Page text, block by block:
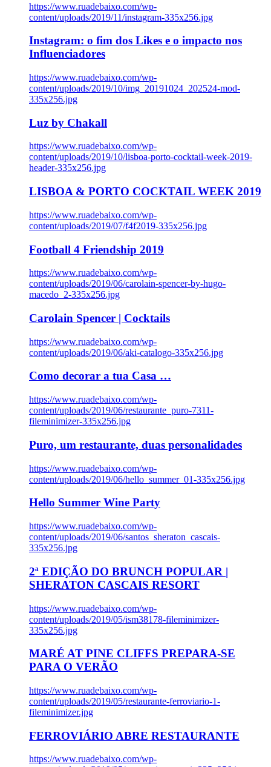
https://www.ruadebaixo.com/wp-
content/uploads/2019/11/instagram-335x256.jpg
Instagram: o fim dos Likes e o impacto nos
Influenciadores
https://www.ruadebaixo.com/wp-
content/uploads/2019/10/img_20191024_202524-mod-
335x256.jpg
Luz by Chakall
https://www.ruadebaixo.com/wp-
content/uploads/2019/10/lisboa-porto-cocktail-week-2019-
header-335x256.jpg
LISBOA & PORTO COCKTAIL WEEK 2019
https://www.ruadebaixo.com/wp-
content/uploads/2019/07/f4f2019-335x256.jpg
Football 4 Friendship 2019
https://www.ruadebaixo.com/wp-
content/uploads/2019/06/carolain-spencer-by-hugo-
macedo_2-335x256.jpg
Carolain Spencer | Cocktails
https://www.ruadebaixo.com/wp-
content/uploads/2019/06/aki-catalogo-335x256.jpg
Como decorar a tua Casa …
https://www.ruadebaixo.com/wp-
content/uploads/2019/06/restaurante_puro-7311-
fileminimizer-335x256.jpg
Puro, um restaurante, duas personalidades
https://www.ruadebaixo.com/wp-
content/uploads/2019/06/hello_summer_01-335x256.jpg
Hello Summer Wine Party
https://www.ruadebaixo.com/wp-
content/uploads/2019/06/santos_sheraton_cascais-
335x256.jpg
2ª EDIÇÃO DO BRUNCH POPULAR |
SHERATON CASCAIS RESORT
https://www.ruadebaixo.com/wp-
content/uploads/2019/05/ism38178-fileminimizer-
335x256.jpg
MARÉ AT PINE CLIFFS PREPARA-SE
PARA O VERÃO
https://www.ruadebaixo.com/wp-
content/uploads/2019/05/restaurante-ferroviario-1-
fileminimizer.jpg
FERROVIÁRIO ABRE RESTAURANTE
https://www.ruadebaixo.com/wp-